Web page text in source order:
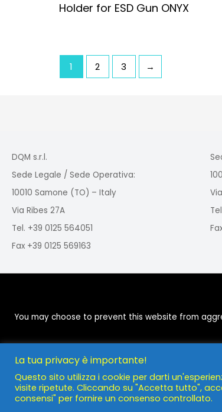
Holder for ESD Gun ONYX
1 2 3 →
DQM s.r.l.
Sede Legale / Sede Operativa:
10010 Samone (TO) – Italy
Via Ribes 27A
Tel. +39 0125 564051
Fax +39 0125 569163
You may choose to prevent this website from
La tua privacy è importante!
Questo sito utilizza i cookie per darti
visite ripetute. Cliccando su "Accetta tutto",
consensi" per fornire un consenso controllato.